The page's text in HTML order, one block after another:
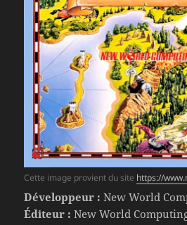
Cette image provient du site https://
Développeur : New World
Éditeur : New World